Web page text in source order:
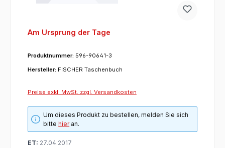
Am Ursprung der Tage
Produktnummer: 596-90641-3
Hersteller: FISCHER Taschenbuch
Preise exkl. MwSt. zzgl. Versandkosten
Um dieses Produkt zu bestellen, melden Sie sich
bittehieran.
ET: 27.04.2017